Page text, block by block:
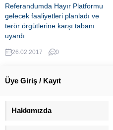
merak ediliyor.
Referandumda Hayır Platformu
gelecek faaliyetleri planladı ve
terör örgütlerine karşı tabanı
uyardı
26 Şubat'ta Rotterdam'da
Hollanda Referandumda Hayır
yaparak önemli kararlar aldı.
26.02.2017 0
Üye Giriş / Kayıt
Hakkımızda